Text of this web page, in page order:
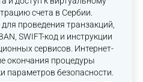
счета в Сербии.
проведения транзакций,
SWIFT-код и инструкции
сервисов. Интернет-
окончания процедуры
параметров безопасности.